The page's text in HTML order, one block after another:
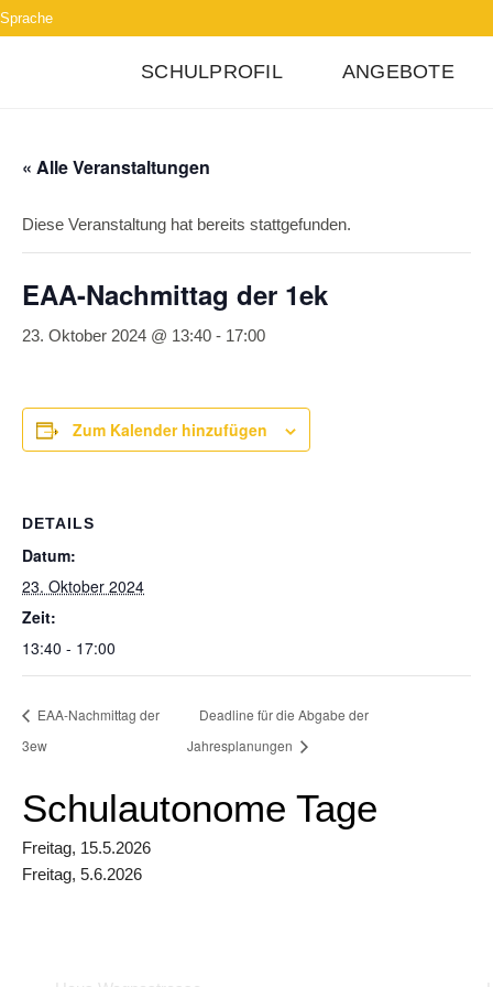
Sprache
SCHULPROFIL ANGEBOTE
« Alle Veranstaltungen
Diese Veranstaltung hat bereits stattgefunden.
EAA-Nachmittag der 1ek
23. Oktober 2024 @ 13:40 - 17:00
Zum Kalender hinzufügen
DETAILS
Datum:
23. Oktober 2024
Zeit:
13:40 - 17:00
EAA-Nachmittag der
3ew
Deadline für die Abgabe der
Jahresplanungen
Schulautonome Tage
Freitag, 15.5.2026
Freitag, 5.6.2026